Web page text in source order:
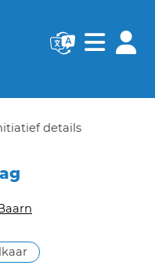
pagina)
Navigatie
details